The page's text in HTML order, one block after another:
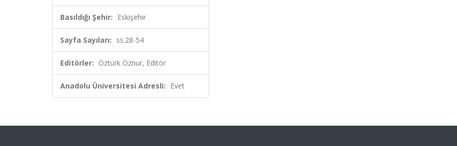
Basıldığı Şehir: Eskişehir
Sayfa Sayıları: ss.28-54
Editörler: Öztürk Öznur, Editör
Anadolu Üniversitesi Adresli: Evet